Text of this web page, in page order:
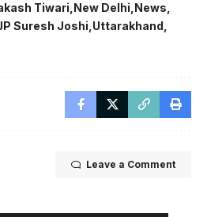
Tiwari New Delhi News
Suresh Joshi Uttarakhand
Leave a Comment